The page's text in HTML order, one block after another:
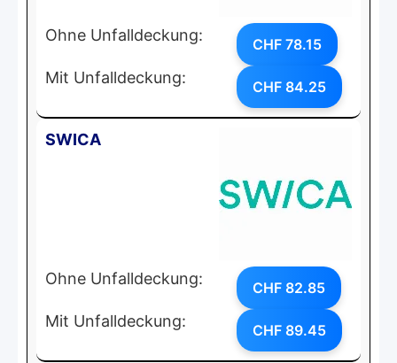
Ohne Unfalldeckung: CHF 78.15
Mit Unfalldeckung: CHF 84.25
SWICA
Ohne Unfalldeckung: CHF 82.85
Mit Unfalldeckung: CHF 89.45